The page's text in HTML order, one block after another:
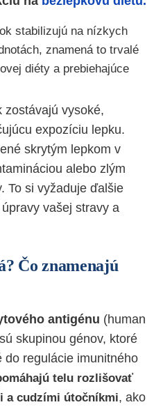
stabilizujú na nízkych
znamená to trvalé
diéty a prebiehajúce
zostávajú vysoké,
expozíciu lepku.
skrytým lepkom v
alebo zlým
To si vyžaduje ďalšie
vašej stravy a
Čo znamenajú
antigénu (human
skupinou génov, ktoré
do regulácie imunitného
telu rozlišovať
a cudzími útočníkmi, ako